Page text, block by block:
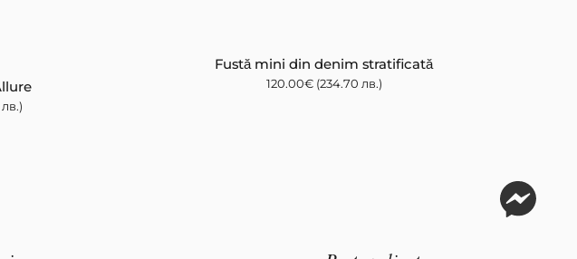
Fustă mini din denim stratificată
120.00€ (234.70 лв.)